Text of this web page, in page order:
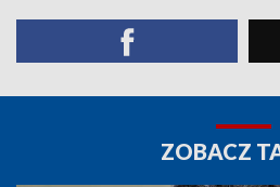
ZOBACZ